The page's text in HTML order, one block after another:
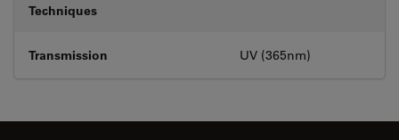
Techniques
Transmission UV (365nm)